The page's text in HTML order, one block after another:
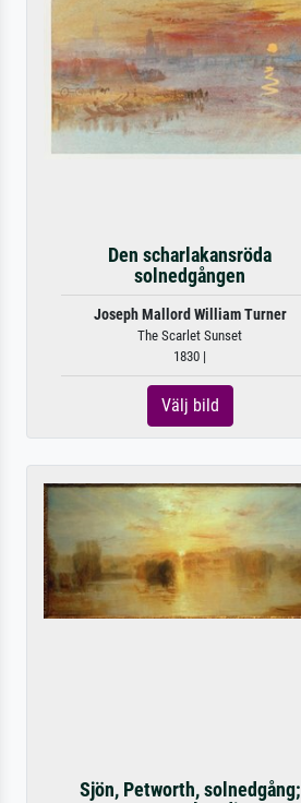
Den scharlakansröda
solnedgången
Joseph Mallord William Turner
The Scarlet Sunset
1830 |
Välj bild
Sjön, Petworth, solnedgång;